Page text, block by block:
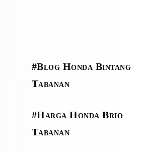
#Blog Honda Bintang
Tabanan
#Harga Honda Brio
Tabanan